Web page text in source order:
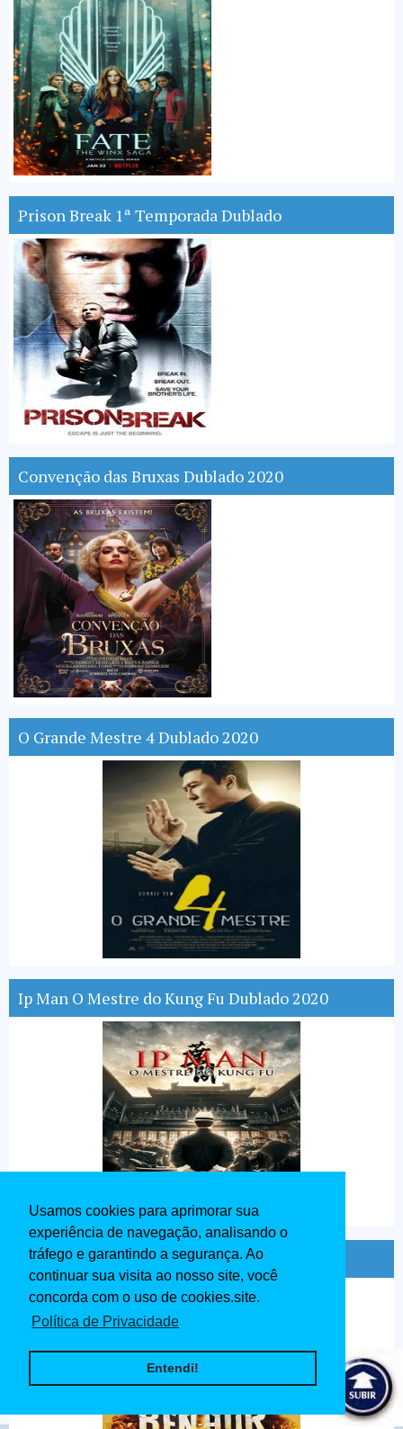
Usamos cookies para aprimorar sua
experiência de navegação, analisando o
tráfego e garantindo a segurança. Ao
continuar sua visita ao nosso site, você
concorda com o uso de cookies.site.
Política de Privacidade
Entendi!
Prison Break 1ª Temporada Dublado
Convenção das Bruxas Dublado 2020
O Grande Mestre 4 Dublado 2020
Ip Man O Mestre do Kung Fu Dublado 2020
Ben - Hur Dublado 1959